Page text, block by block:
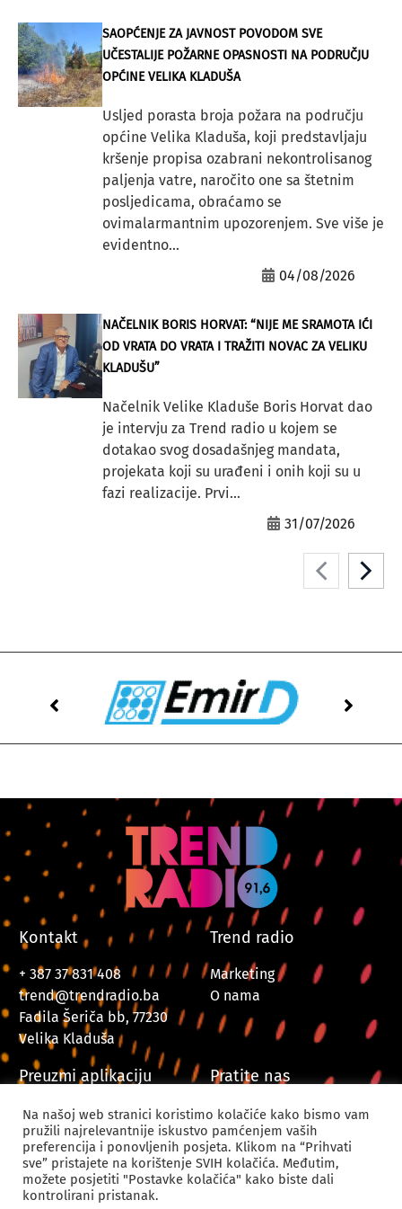
SAOPĆENJE ZA JAVNOST POVODOM SVE
UČESTALIJE POŽARNE OPASNOSTI NA PODRUČJU
OPĆINE VELIKA KLADUŠA
Usljed porasta broja požara na području
općine Velika Kladuša, koji predstavljaju
kršenje propisa ozabrani nekontrolisanog
paljenja vatre, naročito one sa štetnim
posljedicama, obraćamo se
ovimalarmantnim upozorenjem. Sve više je
evidentno...
04/08/2026
NAČELNIK BORIS HORVAT: “NIJE ME SRAMOTA IĆI
OD VRATA DO VRATA I TRAŽITI NOVAC ZA VELIKU
KLADUŠU”
Načelnik Velike Kladuše Boris Horvat dao
je intervju za Trend radio u kojem se
dotakao svog dosadašnjeg mandata,
projekata koji su urađeni i onih koji su u
fazi realizacije. Prvi...
31/07/2026
Kontakt
+ 387 37 831 408
trend@trendradio.ba
Fadila Šeriča bb, 77230
Velika Kladuša
Trend radio
Marketing
O nama
Preuzmi aplikaciju Pratite nas
Na našoj web stranici koristimo kolačiće kako bismo vam
pružili najrelevantnije iskustvo pamćenjem vaših
preferencija i ponovljenih posjeta. Klikom na “Prihvati
sve” pristajete na korištenje SVIH kolačića. Međutim,
možete posjetiti "Postavke kolačića" kako biste dali
kontrolirani pristanak.